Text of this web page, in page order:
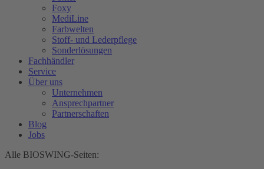
Foxy
MediLine
Farbwelten
Stoff- und Lederpflege
Sonderlösungen
Fachhändler
Service
Über uns
Unternehmen
Ansprechpartner
Partnerschaften
Blog
Jobs
Alle BIOSWING-Seiten: